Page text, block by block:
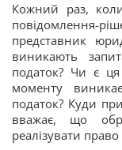
Кожний раз,
повідомлення-
представник
виникають
податок? Чи є
моменту
податок? Куди
вважає, що
реалізувати право